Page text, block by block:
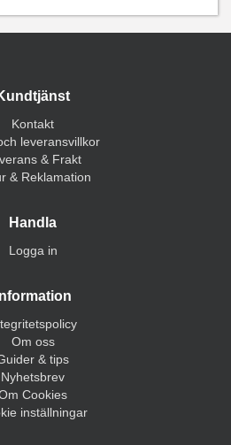
Kontakt
leveransvillkor
& Frakt
& Reklamation
Handla
Logga in
Information
Om oss
& tips
Nyhetsbrev
Cookies
inställningar